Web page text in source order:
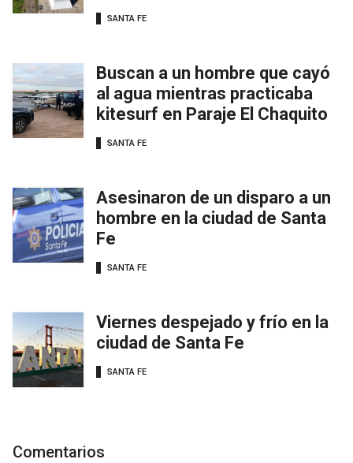
SANTA FE
Buscan a un hombre que cayó
al agua mientras practicaba
kitesurf en Paraje El Chaquito
SANTA FE
Asesinaron de un disparo a un
hombre en la ciudad de Santa
Fe
SANTA FE
Viernes despejado y frío en la
ciudad de Santa Fe
SANTA FE
Comentarios